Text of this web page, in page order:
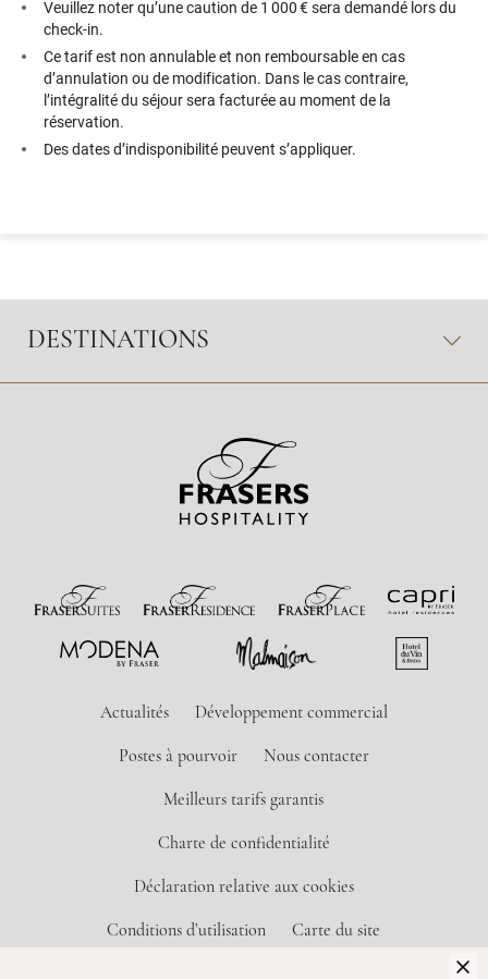
Veuillez noter qu’une caution de 1 000 € sera demandé lors du
check-in.
Ce tarif est non annulable et non remboursable en cas
d’annulation ou de modification. Dans le cas contraire,
l’intégralité du séjour sera facturée au moment de la
réservation.
Des dates d’indisponibilité peuvent s’appliquer.
DESTINATIONS
Actualités Développement commercial
Postes à pourvoir Nous contacter
Meilleurs tarifs garantis
Charte de confidentialité
Déclaration relative aux cookies
Conditions d’utilisation Carte du site